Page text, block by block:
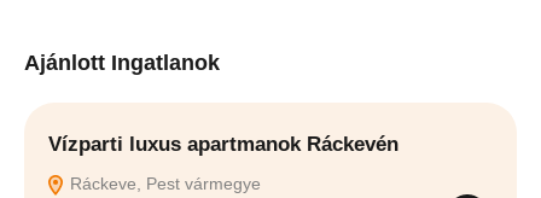
Ajánlott Ingatlanok
Vízparti luxus apartmanok Ráckevén
Ráckeve, Pest vármegye